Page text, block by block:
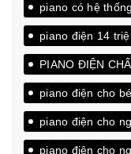
piano có hệ
piano điện 14
PIANO ĐIỆN
piano điện cho bé
piano điện cho
piano điện cho